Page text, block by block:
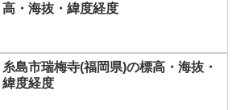
高・海抜・緯度経度
糸島市瑞梅寺(福岡県)の標高・海抜・
緯度経度